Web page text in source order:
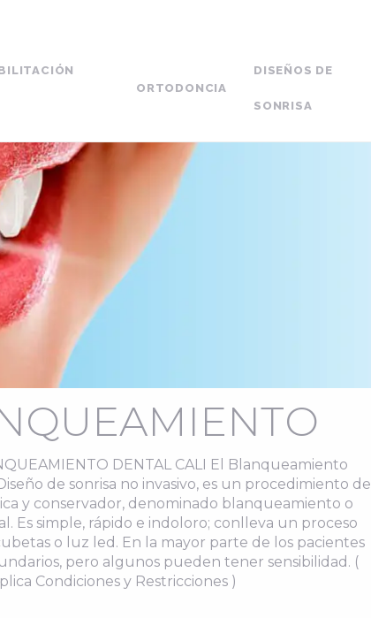
ORTODONCIA
DISEÑOS DE
SONRISA
DENTAL CALI El Blanqueamiento
de sonrisa no invasivo, es un procedimiento de
y conservador, denominado blanqueamiento o
Es simple, rápido e indoloro; conlleva un proceso
o luz led. En la mayor parte de los pacientes
pero algunos pueden tener sensibilidad. (
Condiciones y Restricciones )